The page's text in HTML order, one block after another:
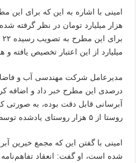
هزار میلیارد تومان در نظر گرفته
میلیارد از این اعتبار تخصیص یافته
درصدی این مطرح خبر داد و اضافه
روستا از ۵ هزار روستای یادشده توسط خیرین انجام شده است.
شده است، او گفت: انعقاد تفاهم‌نامه